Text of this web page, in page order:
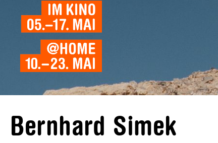
Bernhard Simek